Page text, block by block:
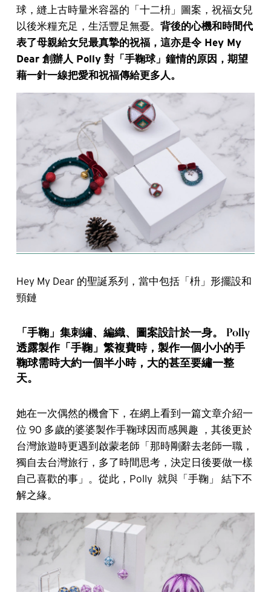
球，縫上古時量米容器的「十二枡」圖案，祝福女兒
以後米糧充足，生活豐足無憂。 背後的心機和時間代
表了母親給女兒最真摯的祝福，這亦是令 Hey My
Dear 創辦人 Polly 對「手鞠球」鐘情的原因，期望
藉一針一線把愛和祝福傳給更多人。
Hey My Dear 的聖誕系列，當中包括「枡」形擺設和
頸鏈
「手鞠」集刺繡、編織、圖案設計於一身。 Polly
透露製作「手鞠」繁複費時，製作一個小小的手
鞠球需時大約一個半小時，大的甚至要繡一整
天。
她在一次偶然的機會下，在網上看到一篇文章介紹一
位 90 多歲的婆婆製作手鞠球因而感興趣 ，其後更於
台灣旅遊時更遇到啟蒙老師「那時剛辭去老師一職，
獨自去台灣旅行，多了時間思考，決定日後要做一樣
自己喜歡的事」。從此，Polly 就與「手鞠」 結下不
解之緣。